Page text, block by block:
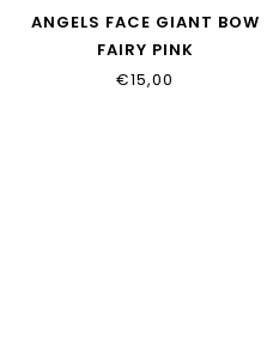
ANGELS FACE GIANT BOW
FAIRY PINK
€15,00